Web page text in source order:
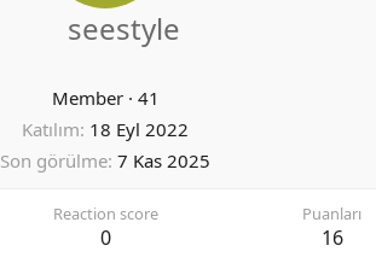
seestyle
Member · 41
Katılım 18 Eyl 2022
Son görülme 7 Kas 2025
Reaction score
0
Puanları
16